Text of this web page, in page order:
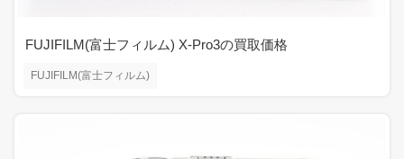
FUJIFILM(富士フィルム)
FUJIFILM(富士フィルム) X-Pro3の買取価格